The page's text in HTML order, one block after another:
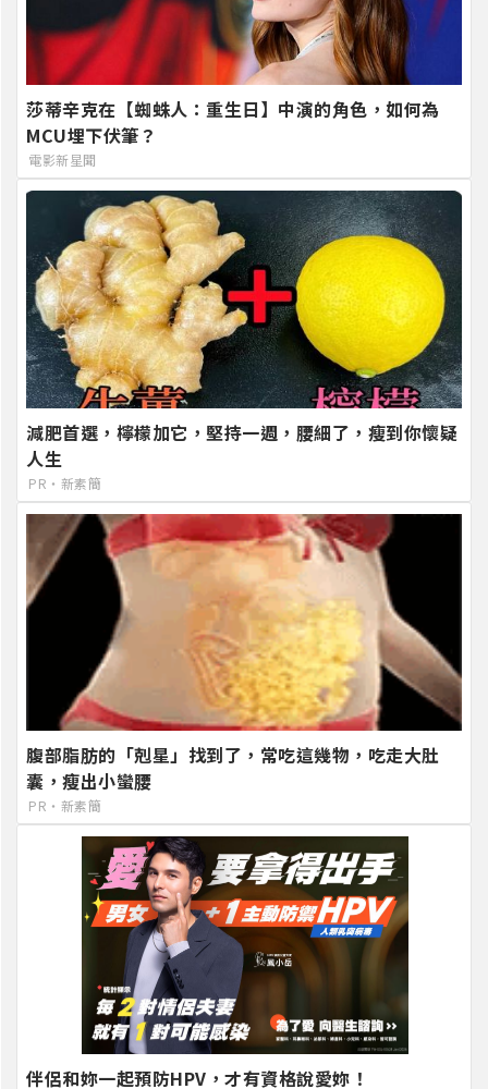
莎蒂辛克在【蜘蛛人：重生日】中演的角色，如何為
MCU埋下伏筆？
電影新星聞
減肥首選，檸檬加它，堅持一週，腰細了，瘦到你懷疑
人生
PR・新素簡
腹部脂肪的「剋星」找到了，常吃這幾物，吃走大肚
囊，瘦出小蠻腰
PR・新素簡
伴侶和妳一起預防HPV，才有資格說愛妳！